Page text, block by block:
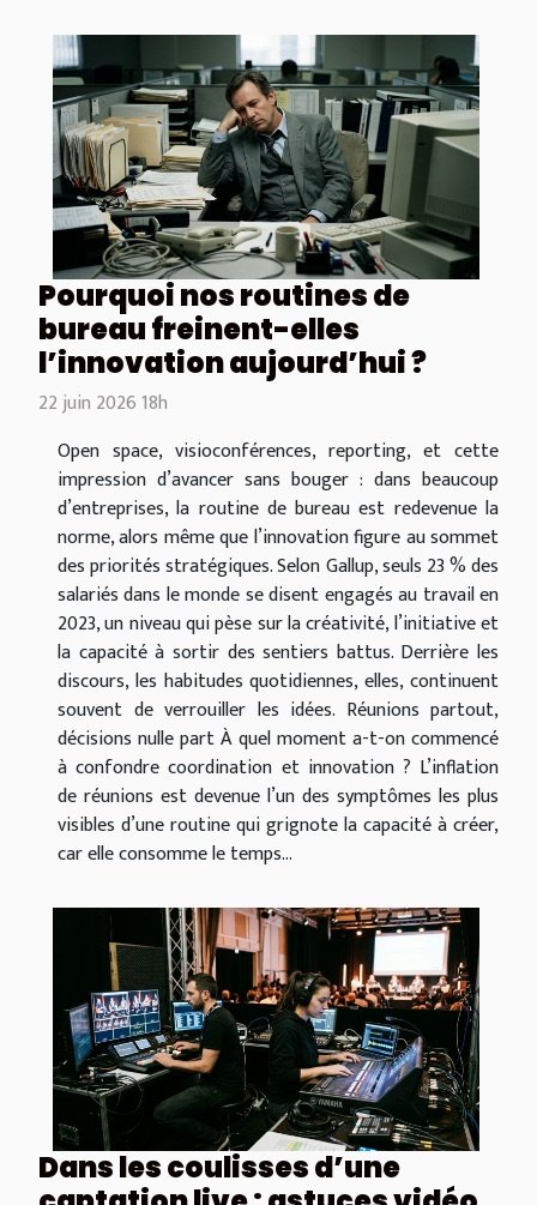
Pourquoi nos routines de
bureau freinent-elles
l’innovation aujourd’hui ?
22 juin 2026 18h
Open space, visioconférences, reporting, et cette
impression d’avancer sans bouger : dans beaucoup
d’entreprises, la routine de bureau est redevenue la
norme, alors même que l’innovation figure au sommet
des priorités stratégiques. Selon Gallup, seuls 23 % des
salariés dans le monde se disent engagés au travail en
2023, un niveau qui pèse sur la créativité, l’initiative et
la capacité à sortir des sentiers battus. Derrière les
discours, les habitudes quotidiennes, elles, continuent
souvent de verrouiller les idées. Réunions partout,
décisions nulle part À quel moment a-t-on commencé
à confondre coordination et innovation ? L’inflation
de réunions est devenue l’un des symptômes les plus
visibles d’une routine qui grignote la capacité à créer,
car elle consomme le temps...
Dans les coulisses d’une